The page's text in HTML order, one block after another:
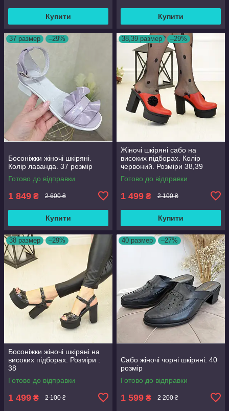
Купити Купити
37 размер –29%
Босоніжки жіночі шкіряні.
Колір лаванда. 37 розмір
Готово до відправки
1 849 ₴ 2 600 ₴
Купити
38,39 размер –29%
Жіночі шкіряні сабо на
високих підборах. Колір
червоний. Розміри 38,39
Готово до відправки
1 499 ₴ 2 100 ₴
Купити
38 размер –29%
Босоніжки жіночі шкіряні на
високих підборах. Розміри :
38
Готово до відправки
1 499 ₴ 2 100 ₴
40 размер –27%
Сабо жіночі чорні шкіряні. 40
розмір
Готово до відправки
1 599 ₴ 2 200 ₴